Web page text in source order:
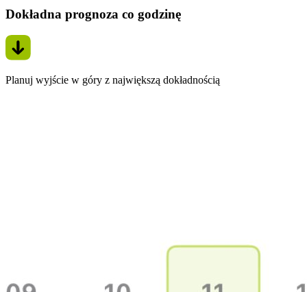
Dokładna prognoza co godzinę
Planuj wyjście w góry z największą dokładnością